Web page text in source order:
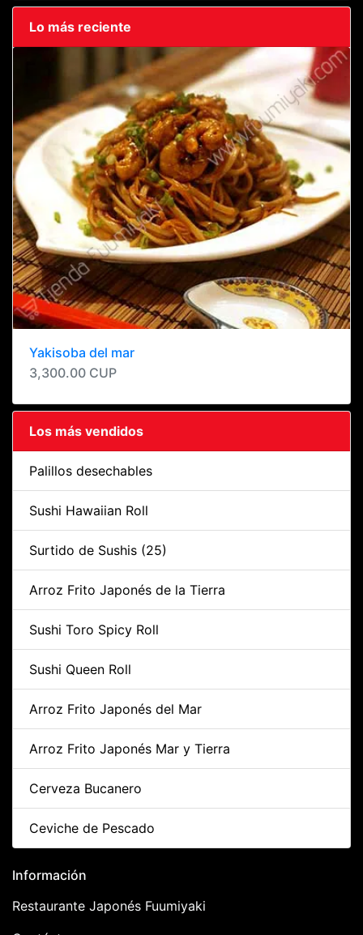
Lo más reciente
Yakisoba del mar
3,300.00 CUP
Los más vendidos
Palillos desechables
Sushi Hawaiian Roll
Surtido de Sushis (25)
Arroz Frito Japonés de la Tierra
Sushi Toro Spicy Roll
Sushi Queen Roll
Arroz Frito Japonés del Mar
Arroz Frito Japonés Mar y Tierra
Cerveza Bucanero
Ceviche de Pescado
Información
Restaurante Japonés Fuumiyaki